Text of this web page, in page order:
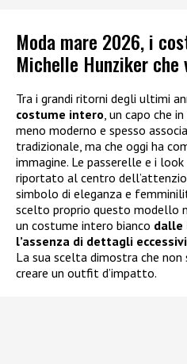
Moda mare 2026, i
Michelle Hunziker
Tra i grandi ritorni degli ultimi
costume intero, un capo che
meno moderno e spesso
tradizionale, ma che oggi ha
immagine. Le passerelle e i
riportato al centro
simbolo di eleganza e
scelto proprio questo modello
un costume intero bianco dalle
l’assenza di dettagli
La sua scelta dimostra che
creare un outfit d’impatto.